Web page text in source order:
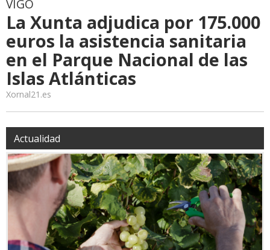
VIGO
La Xunta adjudica por 175.000
euros la asistencia sanitaria
en el Parque Nacional de las
Islas Atlánticas
Xornal21.es
Actualidad